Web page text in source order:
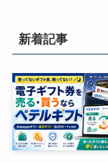
新着記事